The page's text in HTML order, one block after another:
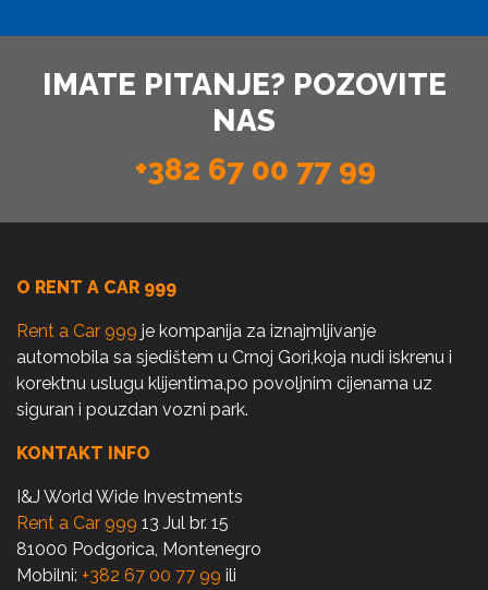
IMATE PITANJE? POZOVITE
NAS
+382 67 00 77 99
O RENT A CAR 999
Rent a Car 999 je kompanija za iznajmljivanje
automobila sa sjedištem u Crnoj Gori,koja nudi iskrenu i
korektnu uslugu klijentima,po povoljnim cijenama uz
siguran i pouzdan vozni park.
KONTAKT INFO
I&J World Wide Investments
Rent a Car 999 13 Jul br. 15
81000 Podgorica, Montenegro
Mobilni: +382 67 00 77 99 ili